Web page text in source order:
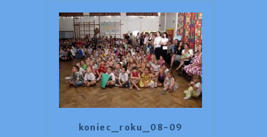
koniec_roku_08-09